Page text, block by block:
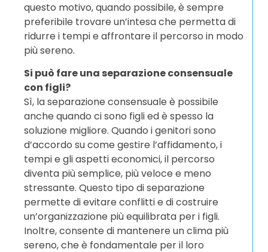
questo motivo, quando possibile, è sempre
preferibile trovare un’intesa che permetta di
ridurre i tempi e affrontare il percorso in modo
più sereno.
Si può fare una separazione consensuale
con figli?
Sì, la separazione consensuale è possibile
anche quando ci sono figli ed è spesso la
soluzione migliore. Quando i genitori sono
d’accordo su come gestire l’affidamento, i
tempi e gli aspetti economici, il percorso
diventa più semplice, più veloce e meno
stressante. Questo tipo di separazione
permette di evitare conflitti e di costruire
un’organizzazione più equilibrata per i figli.
Inoltre, consente di mantenere un clima più
sereno, che è fondamentale per il loro